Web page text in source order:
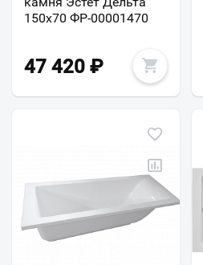
150х70 ФР-00001470
47 420 ₽